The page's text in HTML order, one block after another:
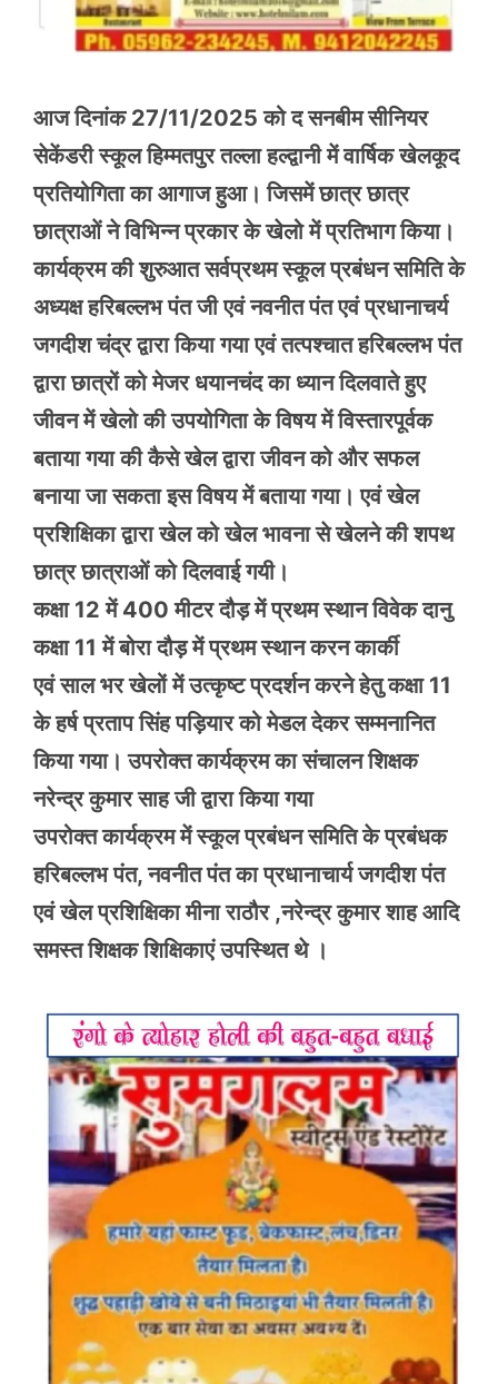
आज दिनांक 27/11/2025 को द सनबीम सीनियर
सेकेंडरी स्कूल हिम्मतपुर तल्ला हल्द्वानी में वार्षिक खेलकूद
प्रतियोगिता का आगाज हुआ। जिसमें छात्र छात्र
छात्राओं ने विभिन्न प्रकार के खेलो में प्रतिभाग किया।
कार्यक्रम की शुरुआत सर्वप्रथम स्कूल प्रबंधन समिति के
अध्यक्ष हरिबल्लभ पंत जी एवं नवनीत पंत एवं प्रधानाचर्य
जगदीश चंद्र द्वारा किया गया एवं तत्पश्चात हरिबल्लभ पंत
द्वारा छात्रों को मेजर धयानचंद का ध्यान दिलवाते हुए
जीवन में खेलो की उपयोगिता के विषय में विस्तारपूर्वक
बताया गया की कैसे खेल द्वारा जीवन को और सफल
बनाया जा सकता इस विषय में बताया गया। एवं खेल
प्रशिक्षिका द्वारा खेल को खेल भावना से खेलने की शपथ
छात्र छात्राओं को दिलवाई गयी।
कक्षा 12 में 400 मीटर दौड़ में प्रथम स्थान विवेक दानु
कक्षा 11 में बोरा दौड़ में प्रथम स्थान करन कार्की
एवं साल भर खेलों में उत्कृष्ट प्रदर्शन करने हेतु कक्षा 11
के हर्ष प्रताप सिंह पड़ियार को मेडल देकर सम्मनानित
किया गया। उपरोक्त कार्यक्रम का संचालन शिक्षक
नरेन्द्र कुमार साह जी द्वारा किया गया
उपरोक्त कार्यक्रम में स्कूल प्रबंधन समिति के प्रबंधक
हरिबल्लभ पंत, नवनीत पंत का प्रधानाचार्य जगदीश पंत
एवं खेल प्रशिक्षिका मीना राठौर ,नरेन्द्र कुमार शाह आदि
समस्त शिक्षक शिक्षिकाएं उपस्थित थे ।